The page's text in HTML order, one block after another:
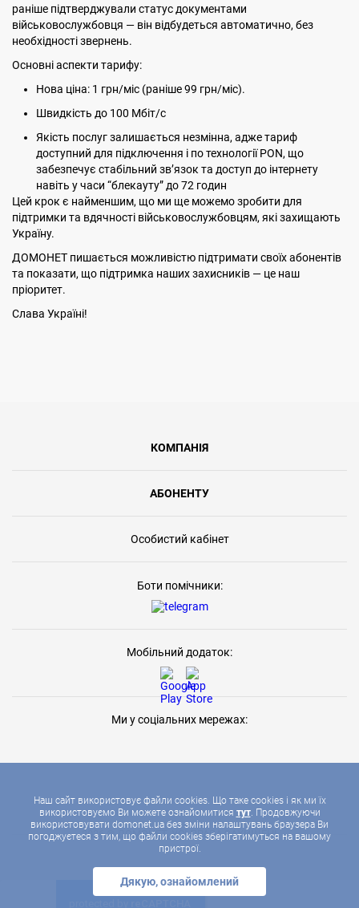
Наш сайт використовує файли cookies. Що таке cookies і як ми їх
використовуємо Ви можете ознайомитися тут. Продовжуючи
використовувати domonet.ua без зміни налаштувань браузера Ви
погоджуєтеся з тим, що файли cookies зберігатимуться на вашому
пристрої.
Дякую, ознайомлений
раніше підтверджували статус документами
військовослужбовця — він відбудеться автоматично, без
необхідності звернень.
Основні аспекти тарифу:
Нова ціна: 1 грн/міс (раніше 99 грн/міс).
Швидкість до 100 Мбіт/с
Якість послуг залишається незмінна, адже тариф
доступний для підключення і по технології PON, що
забезпечує стабільний зв’язок та доступ до інтернету
навіть у часи “блекауту” до 72 годин
Цей крок є найменшим, що ми ще можемо зробити для
підтримки та вдячності військовослужбовцям, які захищають
Україну.
ДОМОНЕТ пишається можливістю підтримати своїх абонентів
та показати, що підтримка наших захисників — це наш
пріоритет.
Слава Україні!
КОМПАНІЯ
АБОНЕНТУ
Особистий кабінет
Боти помічники:
Мобільний додаток:
Ми у соціальних мережах:
2026 © ДОМОНЕТ, УСІ ПРАВА ЗАХИЩЕНІ